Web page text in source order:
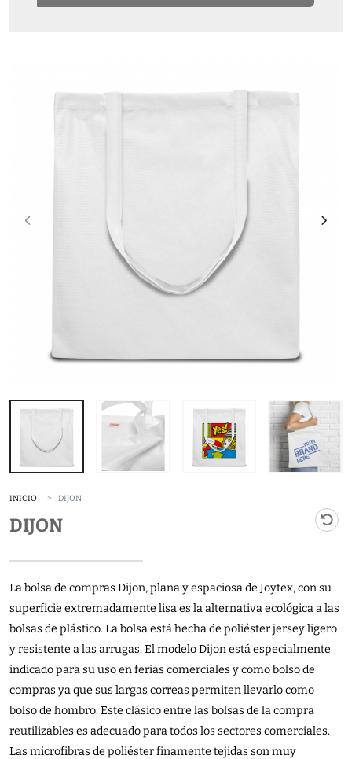
INICIO DIJON
DIJON
La bolsa de compras Dijon, plana y espaciosa de Joytex, con su
superficie extremadamente lisa es la alternativa ecológica a las
bolsas de plástico. La bolsa está hecha de poliéster jersey ligero
y resistente a las arrugas. El modelo Dijon está especialmente
indicado para su uso en ferias comerciales y como bolso de
compras ya que sus largas correas permiten llevarlo como
bolso de hombro. Este clásico entre las bolsas de la compra
reutilizables es adecuado para todos los sectores comerciales.
Las microfibras de poliéster finamente tejidas son muy